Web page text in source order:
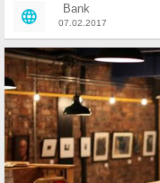
Bank
07.02.2017